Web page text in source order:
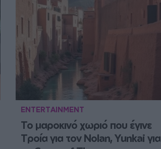
ENTERTAINMENT
Το μαροκινό χωριό που έγινε
Τροία για τον Nolan, Yunkai για